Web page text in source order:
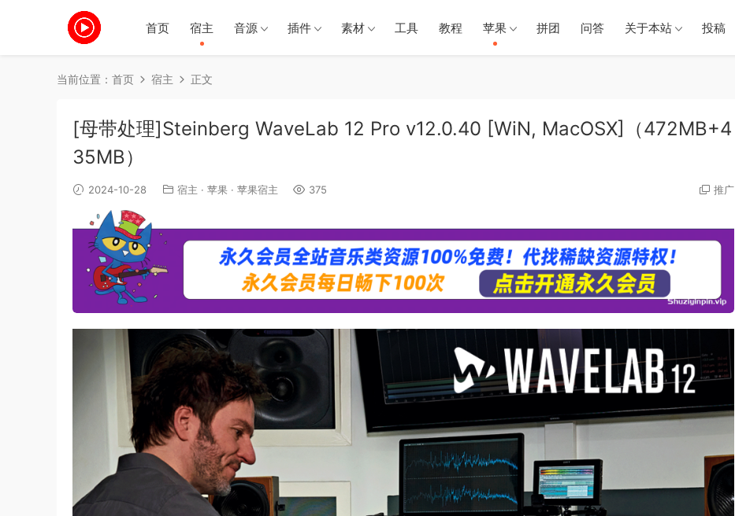
首页 宿主 音源 插件 素材 工具 教程 苹果 拼团 问答 关于本站 投稿
当前位置： 首页 宿主 正文
[母带处理]Steinberg WaveLab 12 Pro v12.0.40 [WiN, MacOSX]（472MB+4
35MB）
2024-10-28 宿主 · 苹果 · 苹果宿主 375 推广